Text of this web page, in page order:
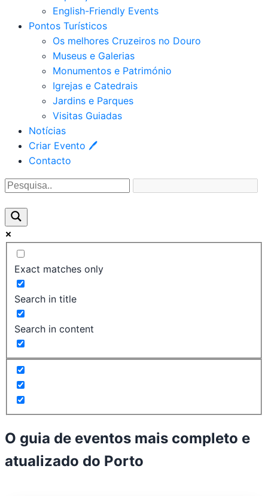
English-Friendly Events
Pontos Turísticos
Os melhores Cruzeiros no Douro​
Museus e Galerias
Monumentos e Património
Igrejas e Catedrais
Jardins e Parques
Visitas Guiadas
Notícias
Criar Evento 🖊
Contacto
Exact matches only
Search in title
Search in content
O guia de eventos mais completo e
atualizado do Porto